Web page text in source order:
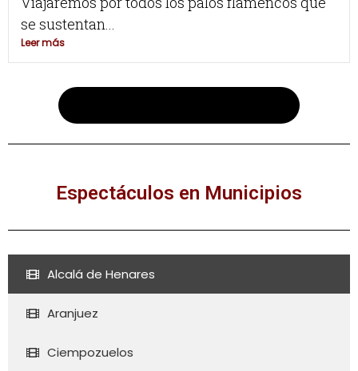
se sustentan...
Leer más
Espectáculos en Municipios
Alcalá de Henares
Aranjuez
Ciempozuelos